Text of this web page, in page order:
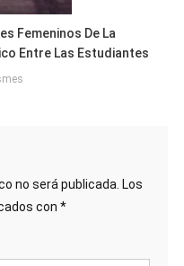
Femeninos De La
Entre Las Estudiantes
no será publicada. Los
con *